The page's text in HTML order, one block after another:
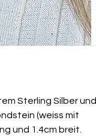
Sterling Silber und
(weiss mit
und 1.4cm breit.